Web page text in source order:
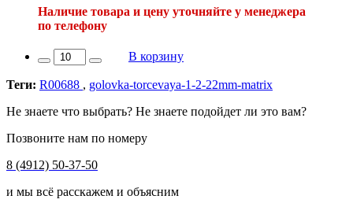
Наличие товара и цену уточняйте у менеджера
по телефону
В корзину
Теги: R00688 , golovka-torcevaya-1-2-22mm-matrix
Не знаете что выбрать? Не знаете подойдет ли это вам?
Позвоните нам по номеру
8 (4912) 50-37-50
и мы всё расскажем и объясним